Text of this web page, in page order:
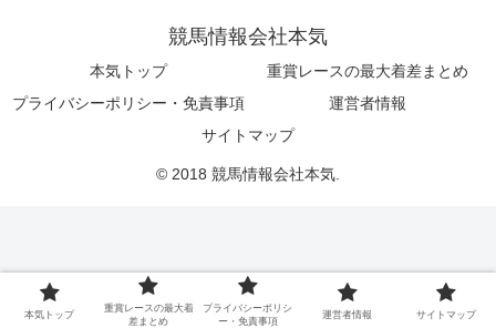
競馬情報会社本気
本気トップ
重賞レースの最大着差まとめ
プライバシーポリシー・免責事項
運営者情報
サイトマップ
© 2018 競馬情報会社本気.
本気トップ
重賞レースの最大着
差まとめ
プライバシーポリシ
ー・免責事項
運営者情報 サイトマップ